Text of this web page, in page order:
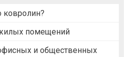
помещений
и общественных